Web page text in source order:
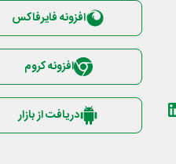
افزونه فایرفاکس
افزونه کروم
دریافت از بازار